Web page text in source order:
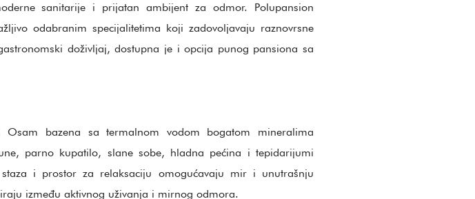
sanitarije i prijatan ambijent za odmor. Polupansion
odabranim specijalitetima koji zadovoljavaju raznovrsne
doživljaj, dostupna je i opcija punog pansiona sa
bazena sa termalnom vodom bogatom mineralima
parno kupatilo, slane sobe, hladna pećina i tepidarijumi
i prostor za relaksaciju omogućavaju mir i unutrašnju
između aktivnog uživanja i mirnog odmora.